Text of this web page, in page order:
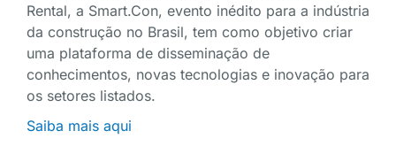
Rental, a Smart.Con, evento inédito para a indústria
da construção no Brasil, tem como objetivo criar
uma plataforma de disseminação de
conhecimentos, novas tecnologias e inovação para
os setores listados.
Saiba mais aqui